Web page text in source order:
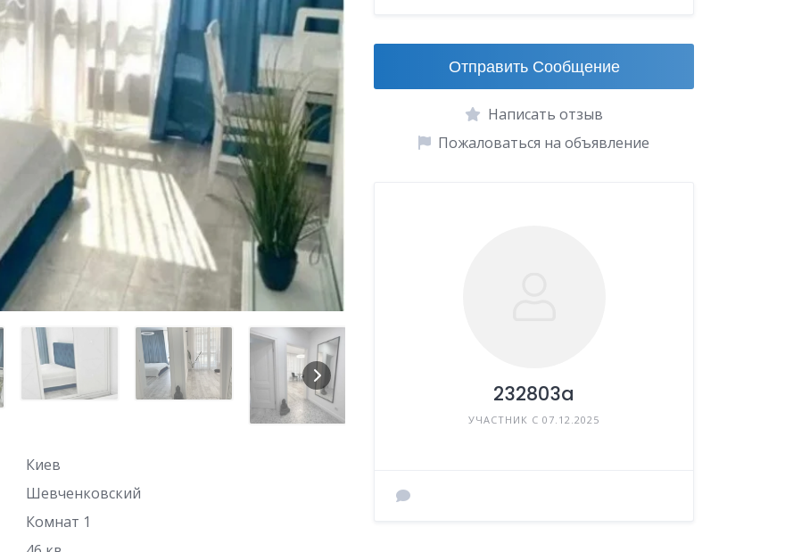
Киев
Шевченковский
Комнат 1
Отправить Сообщение
Написать отзыв
Пожаловаться на объявление
232803a
УЧАСТНИК С 07.12.2025